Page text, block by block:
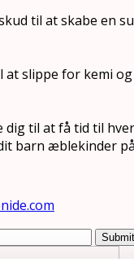
til at skabe en
at slippe for kemi
dig til at få tid til
barn æblekinder
Submit